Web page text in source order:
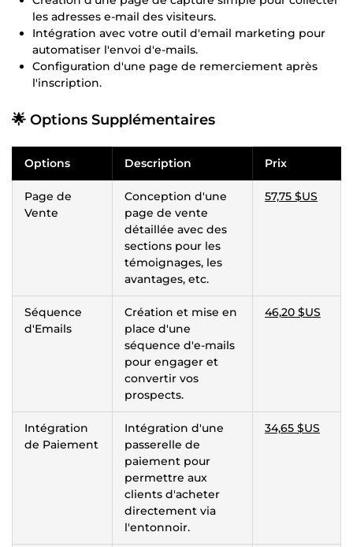
les adresses e-mail des visiteurs.
Intégration avec votre outil d'email marketing pour
automatiser l'envoi d'e-mails.
Configuration d'une page de remerciement après
l'inscription.
🌟 Options Supplémentaires
Options Description Prix
Page de
Vente
Conception d'une
page de vente
détaillée avec des
sections pour les
témoignages, les
avantages, etc.
57,75 $US
Séquence
d'Emails
Création et mise en
place d'une
séquence d'e-mails
pour engager et
convertir vos
prospects.
46,20 $US
Intégration
de Paiement
Intégration d'une
passerelle de
paiement pour
permettre aux
clients d'acheter
directement via
l'entonnoir.
34,65 $US